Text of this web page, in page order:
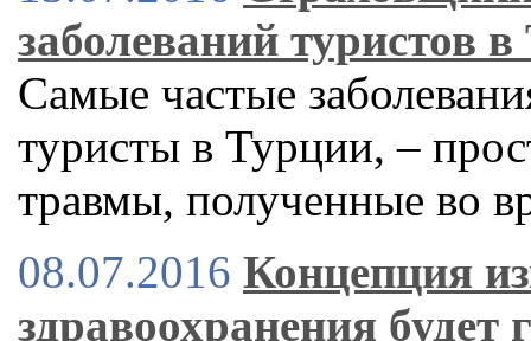
заболеваний туристов
Самые частые
туристы в Турции, –
травмы, полученные во
08.07.2016 Концепция
здравоохранения будет